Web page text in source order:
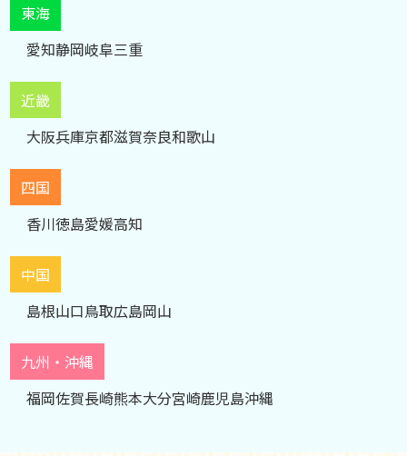
東海
愛知静岡岐阜三重
近畿
大阪兵庫京都滋賀奈良和歌山
四国
香川徳島愛媛高知
中国
島根山口鳥取広島岡山
九州・沖縄
福岡佐賀長崎熊本大分宮崎鹿児島沖縄